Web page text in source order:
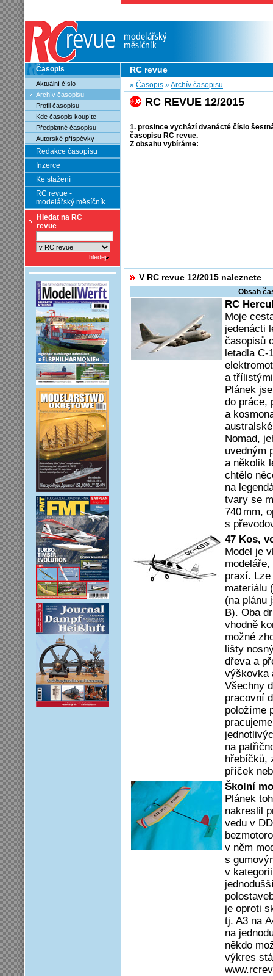
Časopis
Aktuální číslo
Archív časopisu
Profil časopisu
Kde časopis koupíte
Předplatné časopisu
Autorské příspěvky
Redakce časopisu
Inzerce
Ke stažení
RC revue -
modelářský měsíčník
Hledat na RC
revue
RC revue
» Časopis »Archív časopisu
RC REVUE 12/2015
1. prosince vychází dvanácté číslo
časopisu RC revue.
Z obsahu vybíráme:
V RC revue 12/2015 naleznete
Obsah
RC
Moje
jedenácti
časopisů
letadla C-
a
Plánek
do práce,
a
Nomad,
uvedným
a několik
chtělo
na
tvary se
740 mm,
s
47 Kos,
Model je
praxí.
materiálu
(na plánu
B). Oba
vhodně
možné
lišty
dřeva a
výškovka
Všechny
pracovní
položíme
na
hřebíčků,
příček
Školní
Plánek
nakreslil
vedu v
v něm
s
v
je oproti
tj. A3 na
na
někdo
výkres